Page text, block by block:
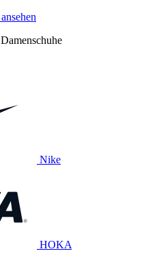
Damenschuhe
Nike
HOKA